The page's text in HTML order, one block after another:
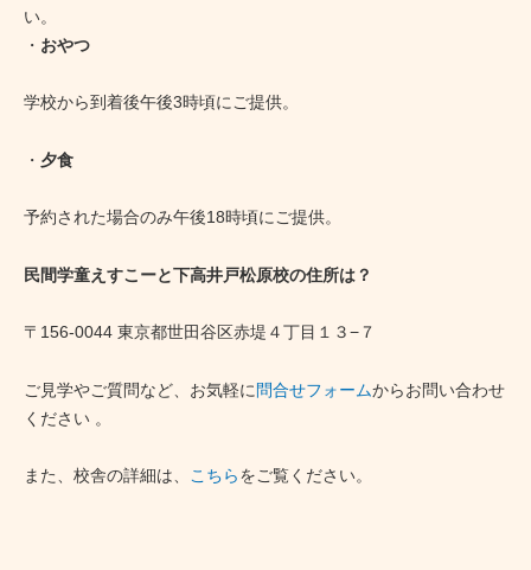
い。
・ おやつ
学校から到着後午後3時頃にご提供。
・ 夕食
予約された場合のみ午後18時頃にご提供。
民間学童えすこーと下高井戸松原校の住所は？
〒156-0044 東京都世田谷区赤堤４丁目１３−７
ご見学やご質問など、お気軽に問合せフォームからお問い合わせ
ください 。
また、校舎の詳細は、 こちらをご覧ください。